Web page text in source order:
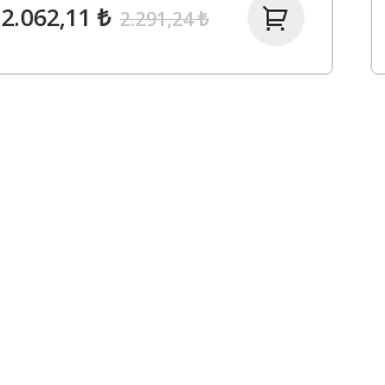
2.062,11 ₺ 2.291,24 ₺